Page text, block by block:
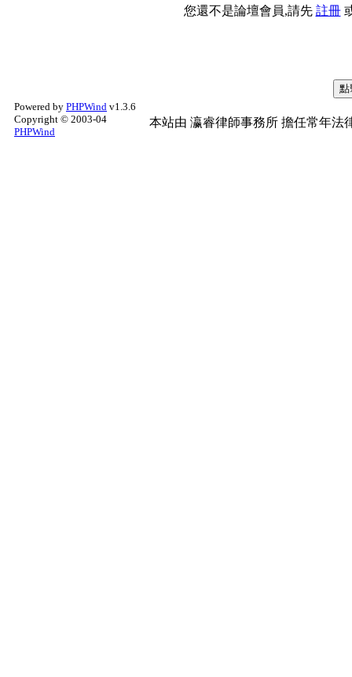
您還不是論壇會員,請先 註冊
Powered by PHPWind v1.3.6
Copyright © 2003-04
PHPWind
本站由 瀛睿律師事務所 擔任常年法